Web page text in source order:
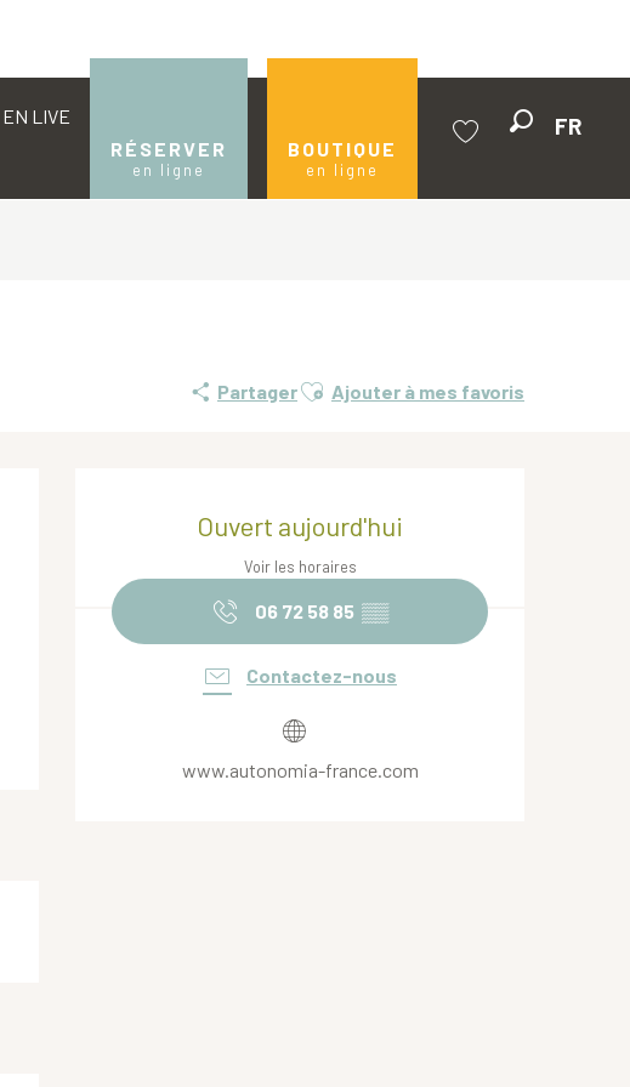
EN LIVE
RÉSERVER
en ligne
BOUTIQUE
en ligne
FR
PartagerAjouter aux favoris
Ajouter à mes favoris
Ouverture et coordonnées
Ouvert aujourd'hui
Voir les horaires
06 72 58 85 ▒▒
Contactez-nous
www.autonomia-france.com